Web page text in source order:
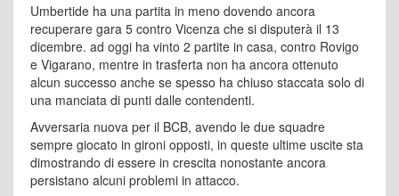
Umbertide ha una partita in meno dovendo ancora
recuperare gara 5 contro Vicenza che si disputerà il 13
dicembre. ad oggi ha vinto 2 partite in casa, contro Rovigo
e Vigarano, mentre in trasferta non ha ancora ottenuto
alcun successo anche se spesso ha chiuso staccata solo di
una manciata di punti dalle contendenti.
Avversaria nuova per il BCB, avendo le due squadre
sempre giocato in gironi opposti, in queste ultime uscite sta
dimostrando di essere in crescita nonostante ancora
persistano alcuni problemi in attacco.